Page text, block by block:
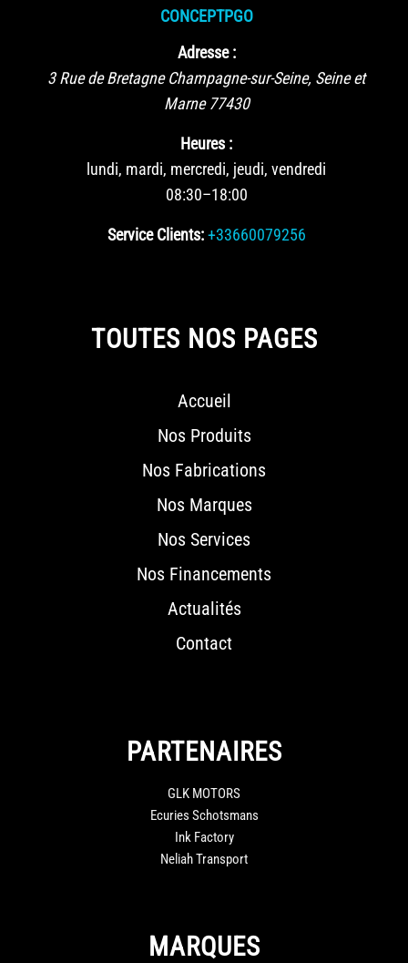
CONCEPTPGO
Adresse :
3 Rue de Bretagne Champagne-sur-Seine, Seine et
Marne 77430
Heures :
lundi, mardi, mercredi, jeudi, vendredi
08:30–18:00
Service Clients: +33660079256
TOUTES NOS PAGES
Accueil
Nos Produits
Nos Fabrications
Nos Marques
Nos Services
Nos Financements
Actualités
Contact
PARTENAIRES
GLK MOTORS
Ecuries Schotsmans
Ink Factory
Neliah Transport
MARQUES